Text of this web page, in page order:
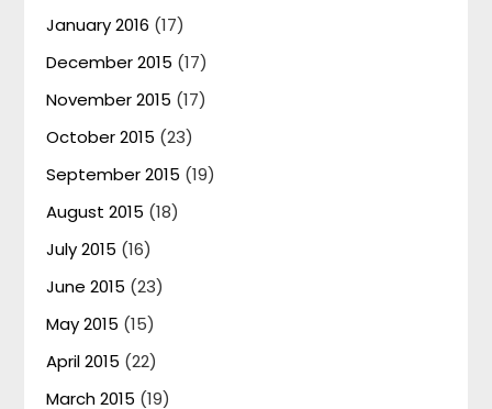
January 2016 (17)
December 2015 (17)
November 2015 (17)
October 2015 (23)
September 2015 (19)
August 2015 (18)
July 2015 (16)
June 2015 (23)
May 2015 (15)
April 2015 (22)
March 2015 (19)